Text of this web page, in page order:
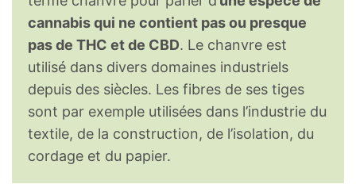
cannabis qui ne contient pas ou presque
pas de THC et de CBD. Le chanvre est
utilisé dans divers domaines industriels
depuis des siècles. Les fibres de ses tiges
sont par exemple utilisées dans l’industrie du
textile, de la construction, de l’isolation, du
cordage et du papier.